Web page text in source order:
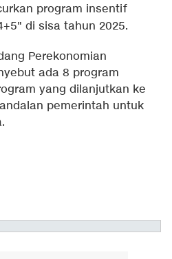
program insentif
di sisa tahun 2025.
Perekonomian
ada 8 program
yang dilanjutkan ke
pemerintah untuk